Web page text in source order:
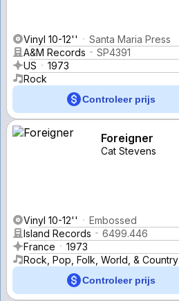
Vinyl 10-12''
Santa Maria Press
A&M Records
SP4391
US
1973
Rock
Controleer prijs
Foreigner
Cat Stevens
Vinyl 10-12''
Embossed
Island Records
6499.446
France
1973
Rock, Pop, Folk, World, & Country
Controleer prijs